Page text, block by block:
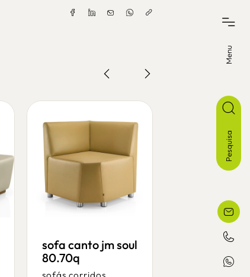
sofa canto jm soul
80.70q
canto jm
Menu
Pesquisa